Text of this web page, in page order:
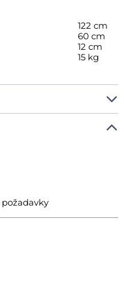
122 cm
60 cm
12 cm
15 kg